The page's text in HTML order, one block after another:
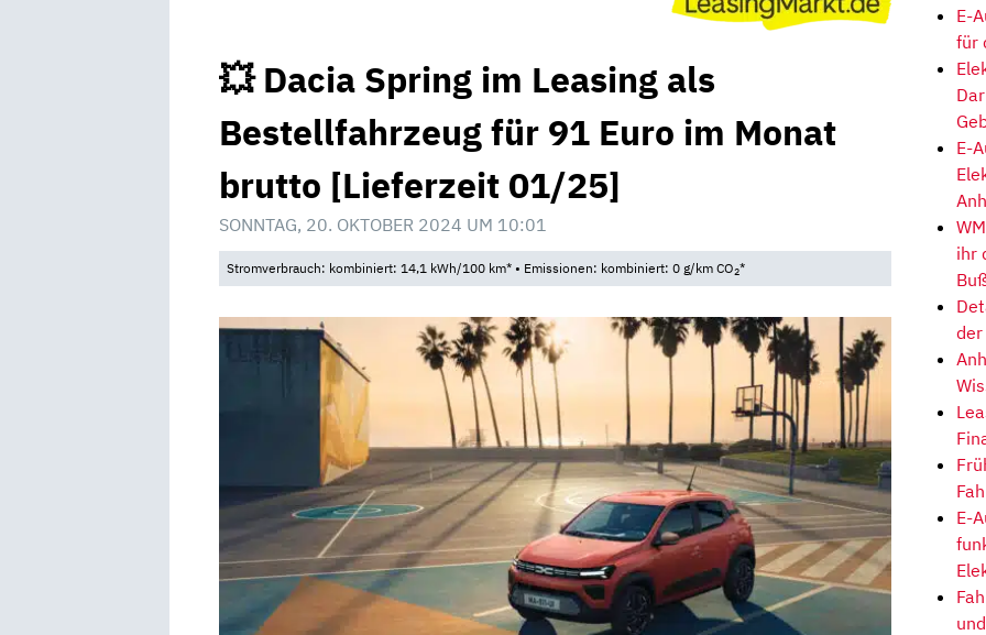
💥 Dacia Spring im Leasing als
Bestellfahrzeug für 91 Euro im Monat
brutto [Lieferzeit 01/25]
SONNTAG, 20. OKTOBER 2024 UM 10:01
Stromverbrauch: kombiniert: 14,1 kWh/100 km* • Emissionen: kombiniert: 0 g/km CO2*
E-
für
E-
ihr
der
E-